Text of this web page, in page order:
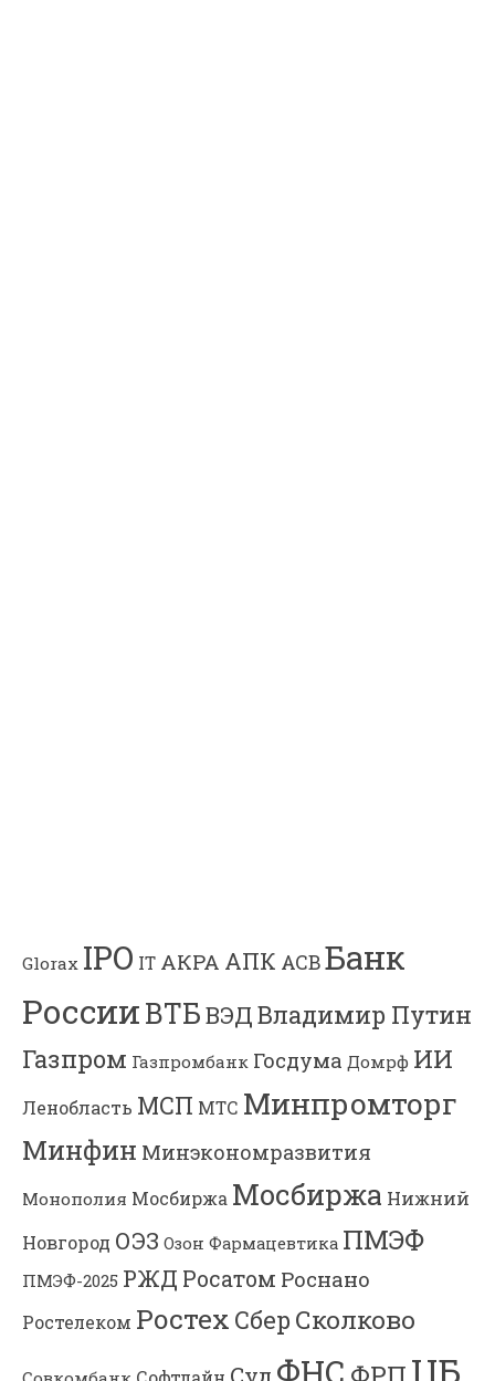
Glorax IPO IT АКРА АПК АСВБанк
РоссииВТБВЭДВладимир Путин
Газпром Газпромбанк Госдума Домрф ИИ
Ленобласть МСП МТС Минпромторг
Минфин Минэкономразвития
Монополия Мосбиржа Мосбиржа Нижний
Новгород ОЭЗ Озон Фармацевтика ПМЭФ
ПМЭФ-2025 РЖД Росатом Роснано
Ростелеком Ростех Сбер Сколково
ФНС ФРП ЦБ